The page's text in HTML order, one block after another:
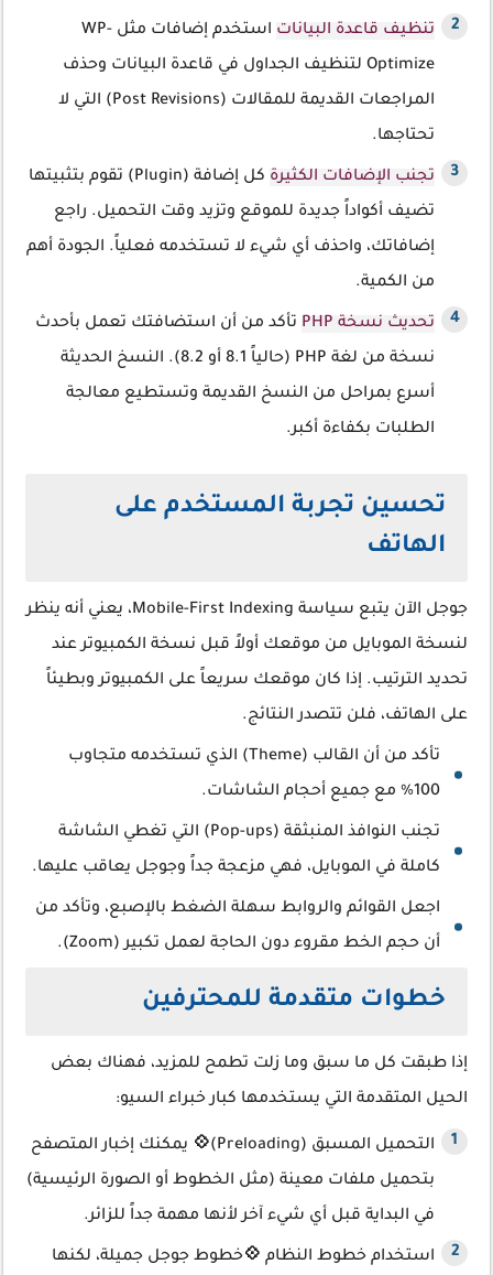
تنظيف قاعدة البيانات
استخدم إضافات مثل WP-
Optimize لتنظيف الجداول في قاعدة البيانات وحذف
المراجعات القديمة للمقالات (Post Revisions) التي لا
تحتاجها.
تجنب الإضافات الكثيرة
كل إضافة (Plugin) تقوم بتثبيتها
تضيف أكواداً جديدة للموقع وتزيد وقت التحميل. راجع
إضافاتك، واحذف أي شيء لا تستخدمه فعلياً. الجودة أهم
من الكمية.
تحديث نسخة PHP
تأكد من أن استضافتك تعمل بأحدث
نسخة من لغة PHP (حالياً 8.1 أو 8.2). النسخ الحديثة
أسرع بمراحل من النسخ القديمة وتستطيع معالجة
الطلبات بكفاءة أكبر.
تحسين تجربة المستخدم على
الهاتف
جوجل الآن يتبع سياسة Mobile-First Indexing، يعني أنه ينظر
لنسخة الموبايل من موقعك أولاً قبل نسخة الكمبيوتر عند
تحديد الترتيب. إذا كان موقعك سريعاً على الكمبيوتر وبطيئاً
على الهاتف، فلن تتصدر النتائج.
تأكد من أن القالب (Theme) الذي تستخدمه متجاوب
100% مع جميع أحجام الشاشات.
تجنب النوافذ المنبثقة (Pop-ups) التي تغطي الشاشة
كاملة في الموبايل، فهي مزعجة جداً وجوجل يعاقب عليها.
اجعل القوائم والروابط سهلة الضغط بالإصبع، وتأكد من
أن حجم الخط مقروء دون الحاجة لعمل تكبير (Zoom).
خطوات متقدمة للمحترفين
إذا طبقت كل ما سبق وما زلت تطمح للمزيد، فهناك بعض
الحيل المتقدمة التي يستخدمها كبار خبراء السيو:
التحميل المسبق (Preloading) 💠 يمكنك إخبار المتصفح
بتحميل ملفات معينة (مثل الخطوط أو الصورة الرئيسية)
في البداية قبل أي شيء آخر لأنها مهمة جداً للزائر.
استخدام خطوط النظام 💠خطوط جوجل جميلة، لكنها